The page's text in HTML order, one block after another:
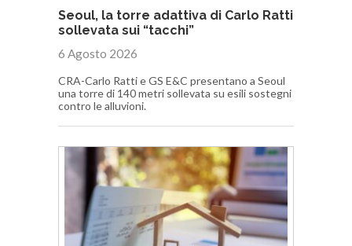
Seoul, la torre adattiva di Carlo Ratti
sollevata sui “tacchi”
6 Agosto 2026
CRA-Carlo Ratti e GS E&C presentano a Seoul
una torre di 140 metri sollevata su esili sostegni
contro le alluvioni.